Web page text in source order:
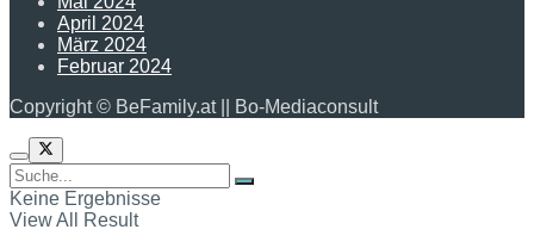
April 2024
März 2024
Februar 2024
Copyright © BeFamily.at || Bo-Mediaconsult
Keine Ergebnisse
View All Result